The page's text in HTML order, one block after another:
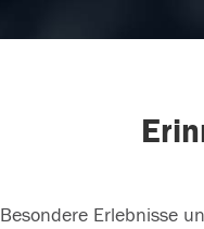
Besondere Erlebnisse